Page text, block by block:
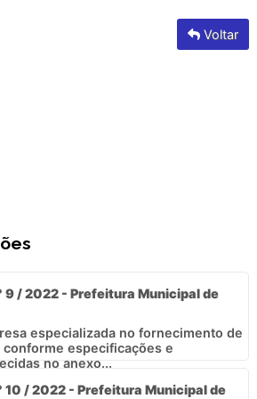
Voltar
9 / 2022 - Prefeitura Municipal de
especializada no fornecimento de
especificações e
no anexo...
10 / 2022 - Prefeitura Municipal de